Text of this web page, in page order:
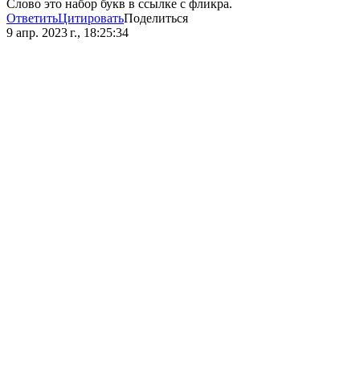
Слово это набор букв в ссылке с фликра.
ОтветитьЦитироватьПоделиться
9 апр. 2023 г., 18:25:34